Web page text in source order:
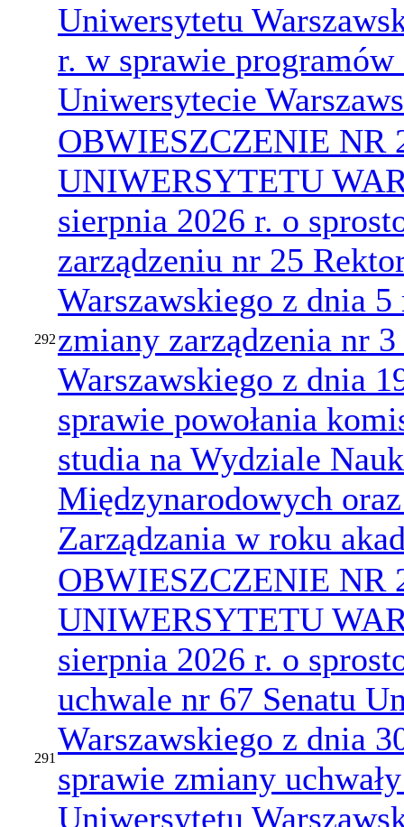
Uniwersytetu
r. w sprawie
Uniwersytecie
292
OBWIESZCZENIE NR
UNIWERSYTETU
sierpnia 2026 r. o
zarządzeniu nr 25
Warszawskiego z dnia
zmiany zarządzenia nr
Warszawskiego z dnia
sprawie powołania
studia na Wydziale
Międzynarodowych
Zarządzania w roku
291
OBWIESZCZENIE NR
UNIWERSYTETU
sierpnia 2026 r. o
uchwale nr 67 Senatu
Warszawskiego z dnia
sprawie zmiany
Uniwersytetu